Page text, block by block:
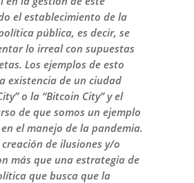
el establecimiento de la
pública, es decir, se
lo irreal con supuestas
Los ejemplos de esto
existencia de un ciudad
o la “Bitcoin City” y el
de que somos un ejemplo
el manejo de la pandemia.
de ilusiones y/o
más que una estrategia de
que busca que la